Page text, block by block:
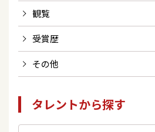
観覧
受賞歴
その他
タレントから探す